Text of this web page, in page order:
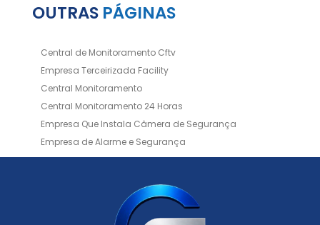
OUTRAS PÁGINAS
Central de Monitoramento Cftv
Empresa Terceirizada Facility
Central Monitoramento
Central Monitoramento 24 Horas
Empresa Que Instala Câmera de Segurança
Empresa de Alarme e Segurança
Empresa de Alarmes
Empresa de Facilities
Empresa de Instalação de Câmeras de Segurança
Empresa de Limpeza e Portaria